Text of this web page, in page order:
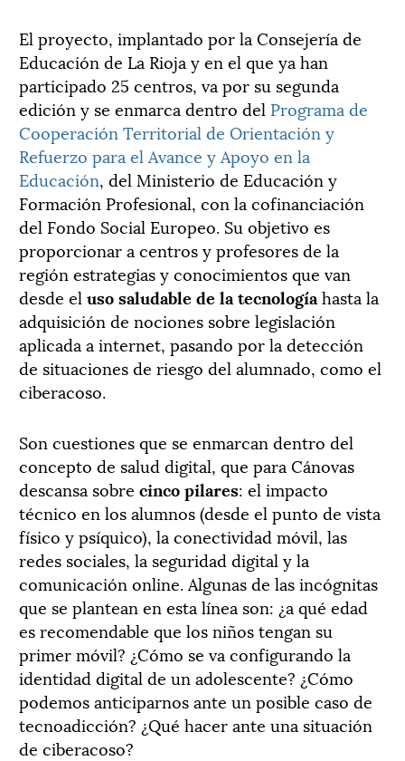
El proyecto, implantado por la Consejería de
Educación de La Rioja y en el que ya han
participado 25 centros, va por su segunda
edición y se enmarca dentro del Programa de
Cooperación Territorial de Orientación y
Refuerzo para el Avance y Apoyo en la
Educación, del Ministerio de Educación y
Formación Profesional, con la cofinanciación
del Fondo Social Europeo. Su objetivo es
proporcionar a centros y profesores de la
región estrategias y conocimientos que van
desde el uso saludable de la tecnología hasta la
adquisición de nociones sobre legislación
aplicada a internet, pasando por la detección
de situaciones de riesgo del alumnado, como el
ciberacoso.
Son cuestiones que se enmarcan dentro del
concepto de salud digital, que para Cánovas
descansa sobre cinco pilares: el impacto
técnico en los alumnos (desde el punto de vista
físico y psíquico), la conectividad móvil, las
redes sociales, la seguridad digital y la
comunicación online. Algunas de las incógnitas
que se plantean en esta línea son: ¿a qué edad
es recomendable que los niños tengan su
primer móvil? ¿Cómo se va configurando la
identidad digital de un adolescente? ¿Cómo
podemos anticiparnos ante un posible caso de
tecnoadicción? ¿Qué hacer ante una situación
de ciberacoso?